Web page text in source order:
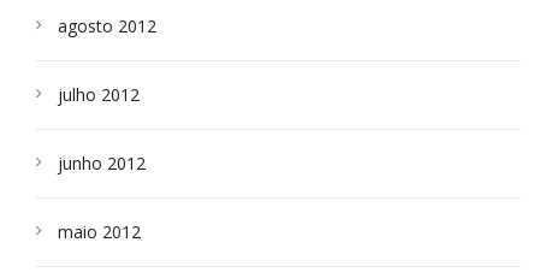
agosto 2012
julho 2012
junho 2012
maio 2012